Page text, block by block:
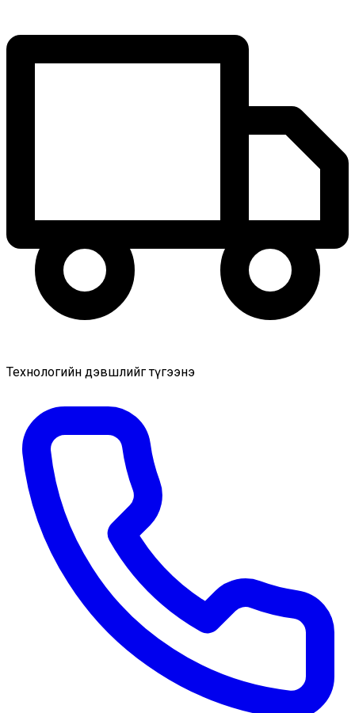
Технологийн дэвшлийг түгээнэ